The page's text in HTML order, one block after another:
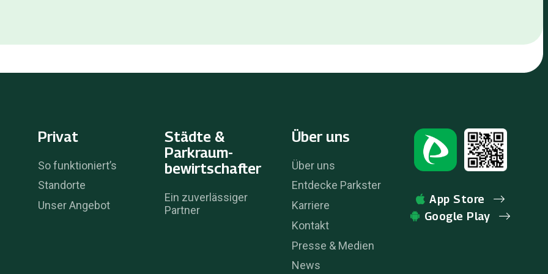
Privat
So funktioniert’s
Standorte
Unser Angebot
Städte &
Parkraum­
bewirtschafter
Ein zuverlässiger
Partner
Über uns
Über uns
Entdecke Parkster
Karriere
Kontakt
Presse & Medien
News
App Store
Google Play